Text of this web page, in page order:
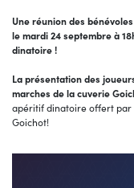
Une réunion des
le mardi 24 septembre à
dinatoire !
La présentation des
marches de la cuverie
apéritif dinatoire offert par
Goichot!